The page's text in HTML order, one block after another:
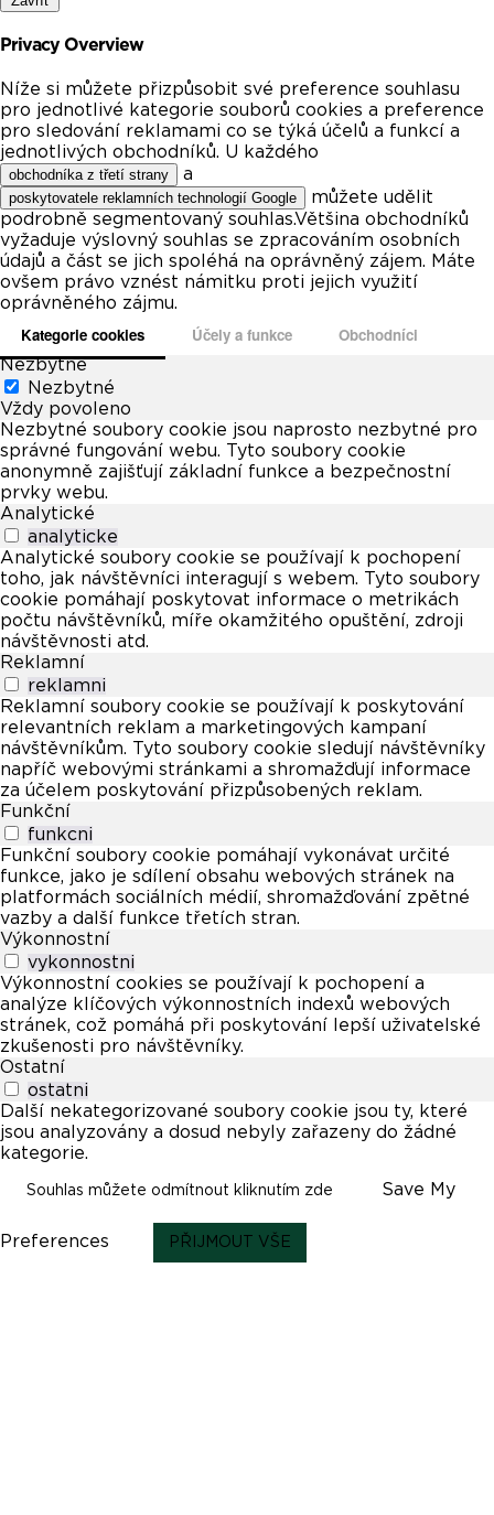
Privacy Overview
Níže si můžete přizpůsobit své preference souhlasu
pro jednotlivé kategorie souborů cookies a preference
pro sledování reklamami co se týká účelů a funkcí a
jednotlivých obchodníků. U každého
obchodníka z třetí strany a
poskytovatele reklamních technologií Google
můžete udělit
podrobně segmentovaný souhlas.Většina obchodníků
vyžaduje výslovný souhlas se zpracováním osobních
údajů a část se jich spoléhá na oprávněný zájem. Máte
ovšem právo vznést námitku proti jejich využití
oprávněného zájmu.
Kategorie cookies Účely a funkce Obchodníci
Nezbytné
Nezbytné
Vždy povoleno
Nezbytné soubory cookie jsou naprosto nezbytné pro
správné fungování webu. Tyto soubory cookie
anonymně zajišťují základní funkce a bezpečnostní
prvky webu.
Analytické
analyticke
Analytické soubory cookie se používají k pochopení
toho, jak návštěvníci interagují s webem. Tyto soubory
cookie pomáhají poskytovat informace o metrikách
počtu návštěvníků, míře okamžitého opuštění, zdroji
návštěvnosti atd.
Reklamní
reklamni
Reklamní soubory cookie se používají k poskytování
relevantních reklam a marketingových kampaní
návštěvníkům. Tyto soubory cookie sledují návštěvníky
napříč webovými stránkami a shromažďují informace
za účelem poskytování přizpůsobených reklam.
Funkční
funkcni
Funkční soubory cookie pomáhají vykonávat určité
funkce, jako je sdílení obsahu webových stránek na
platformách sociálních médií, shromažďování zpětné
vazby a další funkce třetích stran.
Výkonnostní
vykonnostni
Výkonnostní cookies se používají k pochopení a
analýze klíčových výkonnostních indexů webových
stránek, což pomáhá při poskytování lepší uživatelské
zkušenosti pro návštěvníky.
Ostatní
ostatni
Další nekategorizované soubory cookie jsou ty, které
jsou analyzovány a dosud nebyly zařazeny do žádné
kategorie.
Souhlas můžete odmítnout kliknutím zde Save My
Preferences PŘIJMOUT VŠE